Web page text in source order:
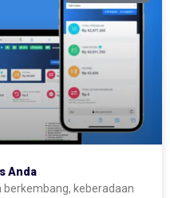
Anda
berkembang, keberadaan